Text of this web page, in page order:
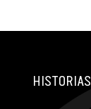
HISTORIAS